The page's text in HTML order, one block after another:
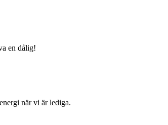
en dålig!
när vi är lediga.